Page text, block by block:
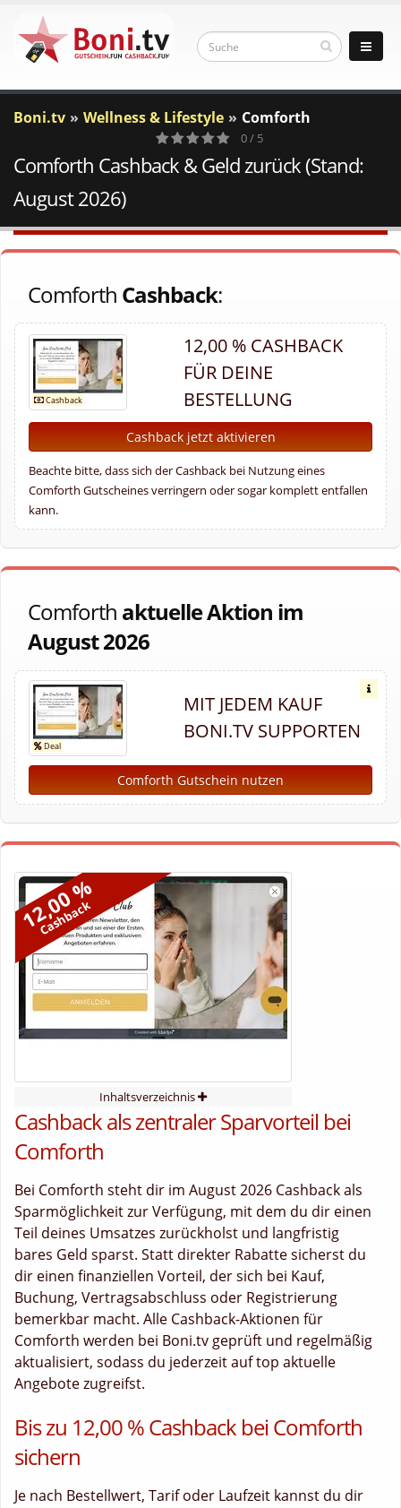
Boni.tv Wellness & Lifestyle Comforth
0
Votes
0 / 5
Comforth Cashback & Geld zurück (Stand:
August 2026)
Comforth Cashback:
12,00 % CASHBACK
FÜR DEINE
BESTELLUNG
Cashback jetzt aktivieren
Beachte bitte, dass sich der Cashback bei Nutzung eines
Comforth Gutscheines verringern oder sogar komplett entfallen
kann.
Comforth aktuelle Aktion im
August 2026
MIT JEDEM KAUF
BONI.TV SUPPORTEN
Comforth Gutschein nutzen
12,00 %
Cashback
Inhaltsverzeichnis
Cashback als zentraler Sparvorteil bei
Comforth
Bei Comforth steht dir im August 2026 Cashback als
Sparmöglichkeit zur Verfügung, mit dem du dir einen
Teil deines Umsatzes zurückholst und langfristig
bares Geld sparst. Statt direkter Rabatte sicherst du
dir einen finanziellen Vorteil, der sich bei Kauf,
Buchung, Vertragsabschluss oder Registrierung
bemerkbar macht. Alle Cashback-Aktionen für
Comforth werden bei Boni.tv geprüft und regelmäßig
aktualisiert, sodass du jederzeit auf top aktuelle
Angebote zugreifst.
Bis zu 12,00 % Cashback bei Comforth
sichern
Je nach Bestellwert, Tarif oder Laufzeit kannst du dir